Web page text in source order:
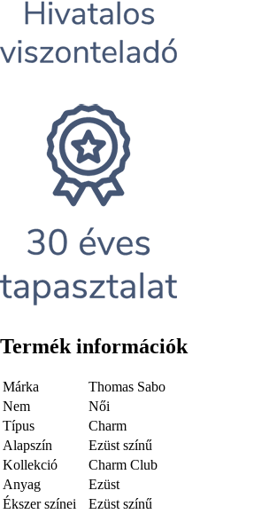
Termék információk
Márka
Thomas Sabo
Nem
Női
Típus
Charm
Alapszín
Ezüst színű
Kollekció
Charm Club
Anyag
Ezüst
Ékszer színei
Ezüst színű